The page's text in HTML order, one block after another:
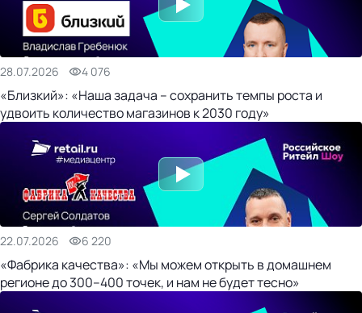
28.07.2026 4 076
«Близкий»: «Наша задача – сохранить темпы роста и
удвоить количество магазинов к 2030 году»
22.07.2026 6 220
«Фабрика качества»: «Мы можем открыть в домашнем
регионе до 300–400 точек, и нам не будет тесно»